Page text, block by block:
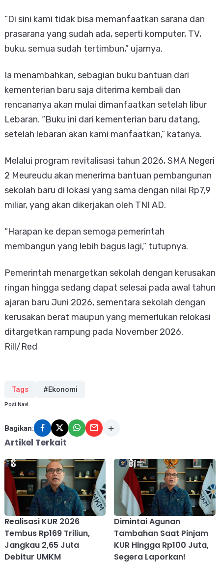
“Di sini kami tidak bisa memanfaatkan sarana dan
prasarana yang sudah ada, seperti komputer, TV,
buku, semua sudah tertimbun,” ujarnya.
Ia menambahkan, sebagian buku bantuan dari
kementerian baru saja diterima kembali dan
rencananya akan mulai dimanfaatkan setelah libur
Lebaran. “Buku ini dari kementerian baru datang,
setelah lebaran akan kami manfaatkan,” katanya.
Melalui program revitalisasi tahun 2026, SMA Negeri
2 Meureudu akan menerima bantuan pembangunan
sekolah baru di lokasi yang sama dengan nilai Rp7,9
miliar, yang akan dikerjakan oleh TNI AD.
“Harapan ke depan semoga pemerintah
membangun yang lebih bagus lagi,” tutupnya.
Pemerintah menargetkan sekolah dengan kerusakan
ringan hingga sedang dapat selesai pada awal tahun
ajaran baru Juni 2026, sementara sekolah dengan
kerusakan berat maupun yang memerlukan relokasi
ditargetkan rampung pada November 2026.
Rill/Red
Tags #Ekonomi
Post Navi
Bagikan:
Artikel Terkait
Realisasi KUR 2026
Tembus Rp169 Triliun,
Jangkau 2,65 Juta
Debitur UMKM
Dimintai Agunan
Tambahan Saat Pinjam
KUR Hingga Rp100 Juta,
Segera Laporkan!